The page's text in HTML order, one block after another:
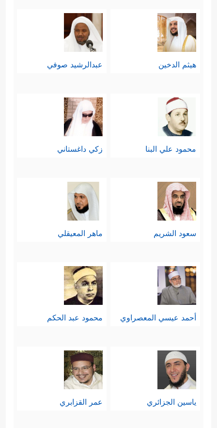
هيثم الدخين عبدالرشيد صوفي
محمود علي البنا زكي داغستاني
سعود الشريم ماهر المعيقلي
أحمد عيسي المعصراوي محمود عبد الحكم
ياسين الجزائري عمر القزابري